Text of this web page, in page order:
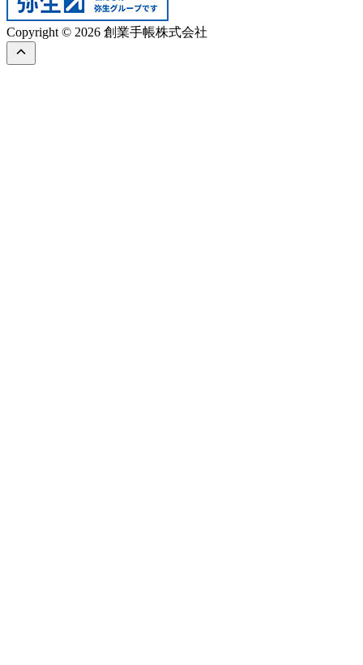
Copyright © 2026 創業手帳株式会社